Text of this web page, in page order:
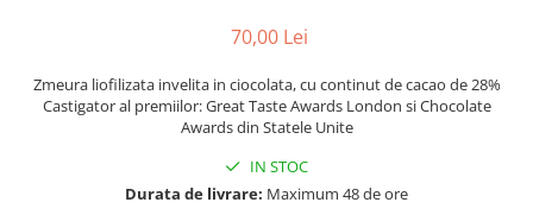
Pinot Gris
Muscat
70,00 Lei
Zmeura liofilizata invelita in ciocolata, cu continut de cacao de 28%
Castigator al premiilor: Great Taste Awards London si Chocolate
Awards din Statele Unite
IN STOC
Durata de livrare: Maximum 48 de ore